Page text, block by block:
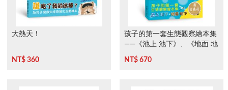
大熱天！
NT$ 360
孩子的第一套生態觀察繪本集
——《池上 池下》、《地面 地
下》
NT$ 670